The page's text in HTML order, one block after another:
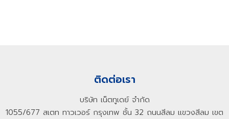
ติดต่อเรา
บริษัท เน็ตทูเดย์ จำกัด
1055/677 สเตท ทาวเวอร์ กรุงเทพ ชั้น 32 ถนนสีลม แขวงสีลม เขต